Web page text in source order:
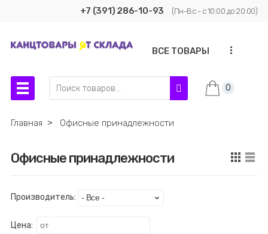
+7 (391) 286-10-93 (Пн-Вс - с 10:00 до 20:00)
ВСЕ ТОВАРЫ ...
0
Главная ˃ Офисные принадлежности
Офисные принадлежности
Производитель:
Цена: